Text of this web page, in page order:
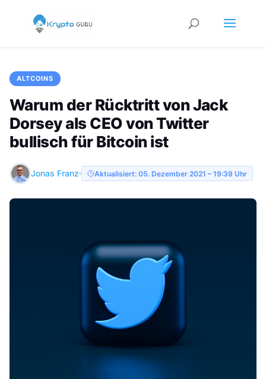
ALTCOINS
Warum der Rücktritt von Jack
Dorsey als CEO von Twitter
bullisch für Bitcoin ist
Jonas Franz Aktualisiert: 05. Dezember 2021 – 19:39 Uhr